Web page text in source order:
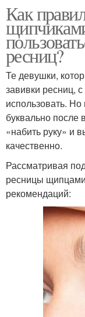
Как
ресниц?
Те девушки,
завивки ресниц,
использовать.
буквально после
«набить руку» и
качественно.
Рассматривая
ресницы
рекомендаций: